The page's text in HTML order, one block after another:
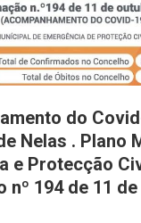
do
Nelas . Plano
e Protecção
nº 194 de 11